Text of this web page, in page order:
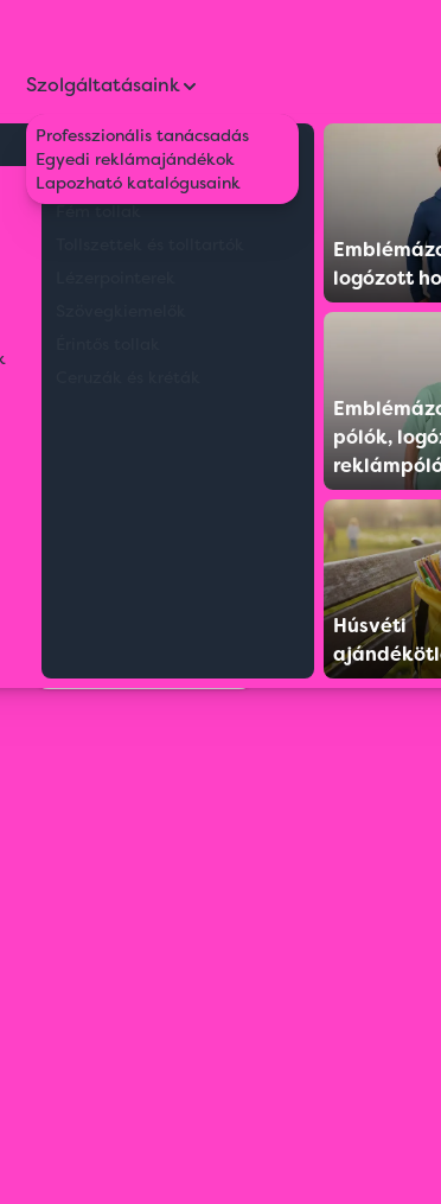
Környezetbarát tollak
Műanyag tollak
Fém tollak
logózott
pólók,
Húsvéti
Szolgáltatásaink
Professzionális tanácsadás
Egyedi reklámajándékok
Lapozható katalógusaink